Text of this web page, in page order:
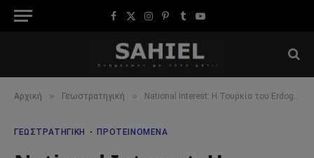
Facebook
X
Instagram
Pinterest
TumblrYouTube
Αρχική » Γεωστρατηγική » National Interest: H Τουρκία του Erdogan έχει αποδειχθεί μη αξιόπιστη «σύμμαχος» για της ΗΠΑ
ΓΕΩΣΤΡΑΤΗΓΙΚΉ ΠΡΟΤΕΙΝΌΜΕΝΑ